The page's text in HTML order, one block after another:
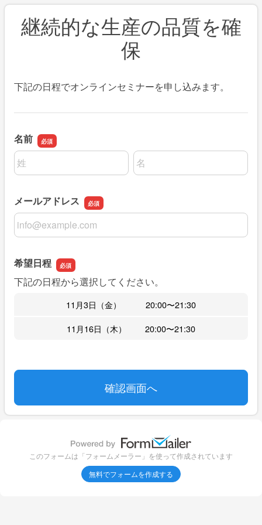
継続的な生産の品質を確
保
下記の日程でオンラインセミナーを申し込みます。
名前
名前の姓
名前の名
メールアドレス
メールアドレス
希望日程
下記の日程から選択してください。
11月3日（金） 20:00〜21:30
11月16日（木） 20:00〜21:30
このフォームは「フォームメーラー」を使って作成されています
無料でフォームを作成する